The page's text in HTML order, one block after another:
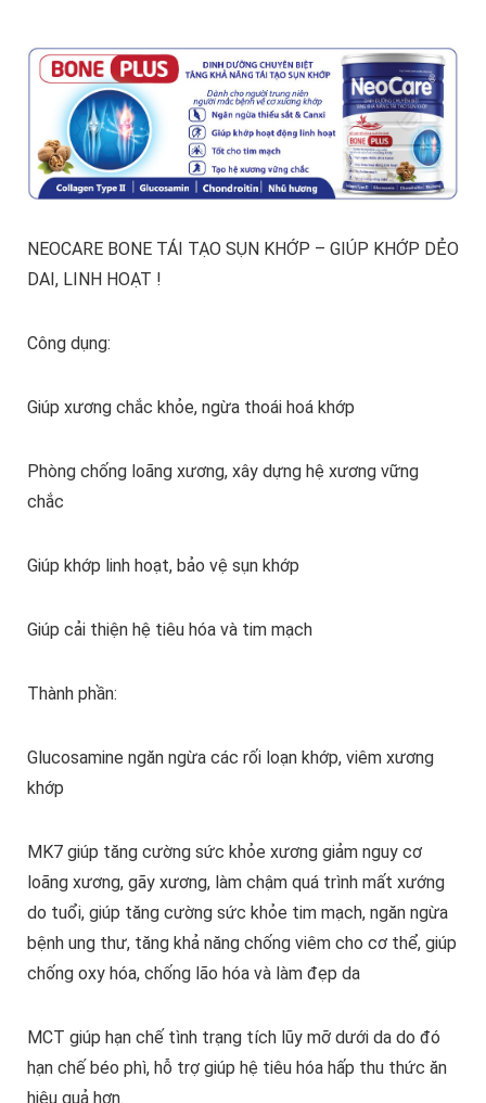
NEOCARE BONE TÁI TẠO SỤN KHỚP – GIÚP KHỚP DẺO
DAI, LINH HOẠT !
Công dụng:
Giúp xương chắc khỏe, ngừa thoái hoá khớp
Phòng chống loãng xương, xây dựng hệ xương vững
chắc
Giúp khớp linh hoạt, bảo vệ sụn khớp
Giúp cải thiện hệ tiêu hóa và tim mạch
Thành phần:
Glucosamine ngăn ngừa các rối loạn khớp, viêm xương
khớp
MK7 giúp tăng cường sức khỏe xương giảm nguy cơ
loãng xương, gãy xương, làm chậm quá trình mất xướng
do tuổi, giúp tăng cường sức khỏe tim mạch, ngăn ngừa
bệnh ung thư, tăng khả năng chống viêm cho cơ thể, giúp
chống oxy hóa, chống lão hóa và làm đẹp da
MCT giúp hạn chế tình trạng tích lũy mỡ dưới da do đó
hạn chế béo phì, hỗ trợ giúp hệ tiêu hóa hấp thu thức ăn
hiệu quả hơn.